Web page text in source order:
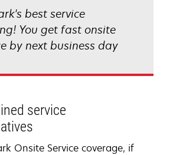
best service
You get fast onsite
by next business day
service
Onsite Service coverage, if